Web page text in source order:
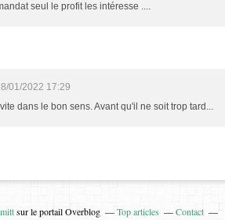
seul le profit les intéresse ....
01/2022 17:29
vite dans le bon sens. Avant qu'il ne soit trop tard...
sur le portail Overblog Top articles
Contact